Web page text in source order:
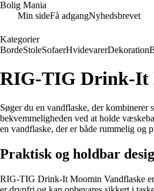
Bolig Mania
Min sideFå adgangNyhedsbrevet
Kategorier
BordeStoleSofaerHvidevarerDekoration
RIG-TIG Drink-It
Søger du en vandflaske, der
bekvemmeligheden ved at holde
en vandflaske, der er både rummelig og
Praktisk og holdbar
RIG-TIG Drink-It Moomin Vandflaske